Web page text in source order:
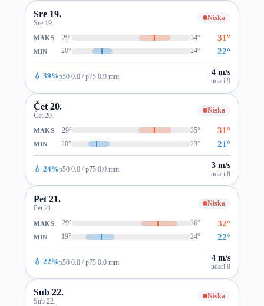
Sre 19.
Sre 19.
Niska
MAKS 29° 34° 31°
MIN 20° 24° 22°
💧 39%p50 0.0 / p75 0.9 mm 4 m/s
udari 9
Čet 20.
Čet 20.
Niska
MAKS 29° 35° 31°
MIN 20° 23° 21°
💧 24%p50 0.0 / p75 0.0 mm 3 m/s
udari 8
Pet 21.
Pet 21.
Niska
MAKS 29° 36° 32°
MIN 19° 24° 22°
💧 22%p50 0.0 / p75 0.0 mm 4 m/s
udari 8
Sub 22.
Sub 22.
Niska